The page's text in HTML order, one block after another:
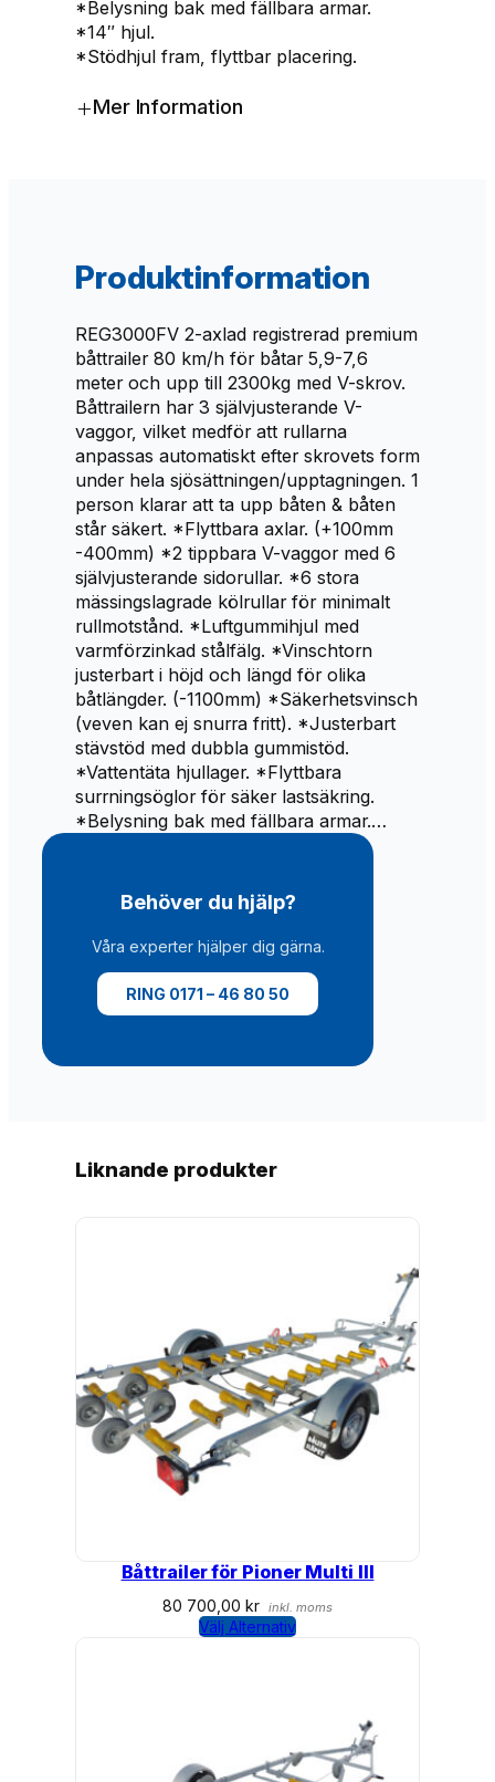
g
m
ä
g
*Belysning bak med fällbara armar.
*14″ hjul.
*Stödhjul fram, flyttbar placering.
+Mer Information
Produktinformation
REG3000FV 2-axlad registrerad premium
båttrailer 80 km/h för båtar 5,9-7,6
meter och upp till 2300kg med V-skrov.
Båttrailern har 3 självjusterande V-
vaggor, vilket medför att rullarna
anpassas automatiskt efter skrovets form
under hela sjösättningen/upptagningen. 1
person klarar att ta upp båten & båten
står säkert. *Flyttbara axlar. (+100mm
-400mm) *2 tippbara V-vaggor med 6
självjusterande sidorullar. *6 stora
mässingslagrade kölrullar för minimalt
rullmotstånd. *Luftgummihjul med
varmförzinkad stålfälg. *Vinschtorn
justerbart i höjd och längd för olika
båtlängder. (-1100mm) *Säkerhetsvinsch
(veven kan ej snurra fritt). *Justerbart
stävstöd med dubbla gummistöd.
*Vattentäta hjullager. *Flyttbara
surrningsöglor för säker lastsäkring.
*Belysning bak med fällbara armar.…
Behöver du hjälp?
Våra experter hjälper dig gärna.
RING 0171 – 46 80 50
Liknande produkter
Båttrailer för Pioner Multi III
80 700,00 kr inkl. moms
Välj Alternativ